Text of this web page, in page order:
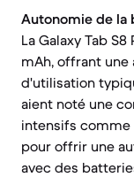
Autonomie de la
La Galaxy Tab
mAh, offrant
d'utilisation
aient noté une
intensifs comme
pour offrir une
avec des